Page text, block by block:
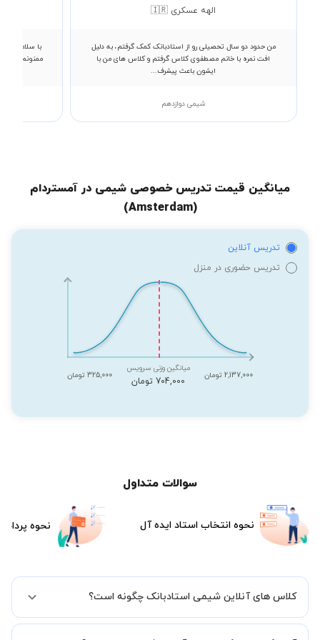
الهه عسکری 🇮🇷
من حدود دو سال تحصیلی رو از استادبانک کمک گرفتم، به دلیل
افت نمره با خانم مصطفوی کلاس گرفتم و کلاس های من با
ایشون باعث پیشرف...
شیمی دوازدهم
با سلام و
ممنونم به
میانگین قیمت تدریس خصوصی شیمی در آمستردام
(Amsterdam)
تدریس آنلاین
تدریس حضوری در منزل
2,137,000 تومان
میانگین وزنی سرویس
704,000 تومان
325,000 تومان
سوالات متداول
نحوه انتخاب استاد ایده آل نحوه
کلاس های آنلاین شیمی استادبانک چگونه است؟